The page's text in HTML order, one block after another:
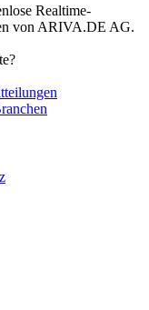
Realtime-
von ARIVA.DE AG.